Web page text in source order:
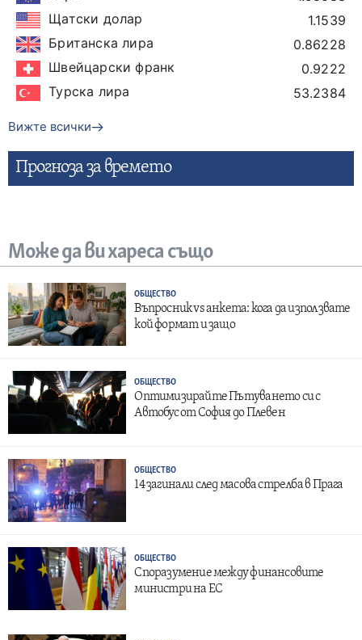
Щатски долар
1.1539
Британска лира
0.86228
Швейцарски франк
0.9222
Турска лира
53.2384
Вижте всички
Прогнозa за времето
Може да ви хареса също
ОБЩЕСТВО
Въпросник vs анкета: кога да използвате
кой формат и защо
ОБЩЕСТВО
Оптимизирайте Пътуването си с
Автобус от София до Плевен
ОБЩЕСТВО
14 загинали след масова стрелба в Прага
ОБЩЕСТВО
Споразумение между финансовите
министри на ЕС